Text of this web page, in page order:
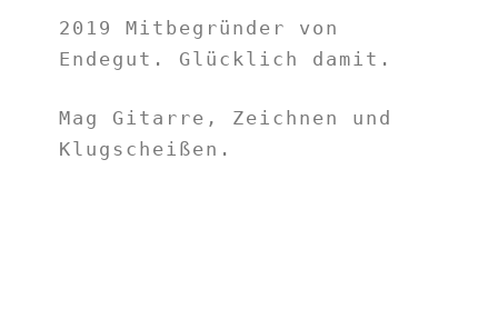
2019 Mitbegründer von
Endegut. Glücklich damit.
Mag Gitarre, Zeichnen und
Klugscheißen.